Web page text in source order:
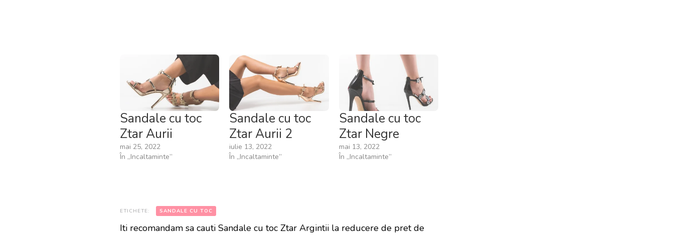
Sandale cu toc
Ztar Aurii
mai 25, 2022
În „Incaltaminte”
Sandale cu toc
Ztar Aurii 2
iulie 13, 2022
În „Incaltaminte”
Sandale cu toc
Ztar Negre
mai 13, 2022
În „Incaltaminte”
ETICHETE: SANDALE CU TOC
Iti recomandam sa cauti Sandale cu toc Ztar Argintii la reducere de pret de